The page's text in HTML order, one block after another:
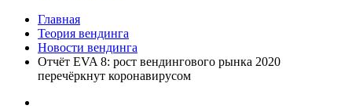
Главная
Теория вендинга
Новости вендинга
Отчёт EVA 8: рост вендингового рынка 2020
перечёркнут коронавирусом